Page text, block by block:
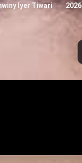
2026
Iyer Tiwari